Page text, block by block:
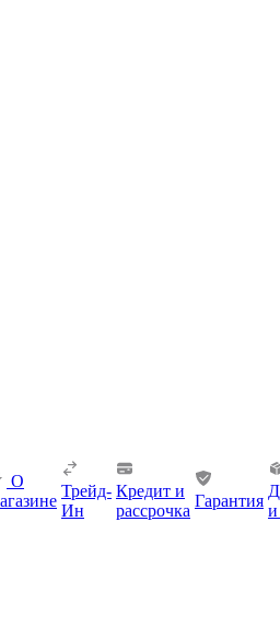
О
Трейд-
Ин
Кредит и
рассрочка
Гарантия
и